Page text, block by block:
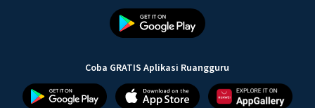
Coba GRATIS Aplikasi Ruangguru